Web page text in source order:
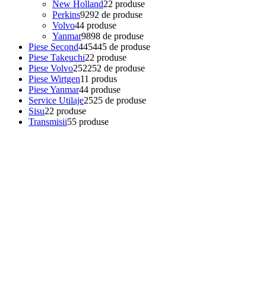
New Holland22 produse
Perkins9292 de produse
Volvo44 produse
Yanmar9898 de produse
Piese Second445445 de produse
Piese Takeuchi22 produse
Piese Volvo252252 de produse
Piese Wirtgen11 produs
Piese Yanmar44 produse
Service Utilaje2525 de produse
Sisu22 produse
Transmisii55 produse